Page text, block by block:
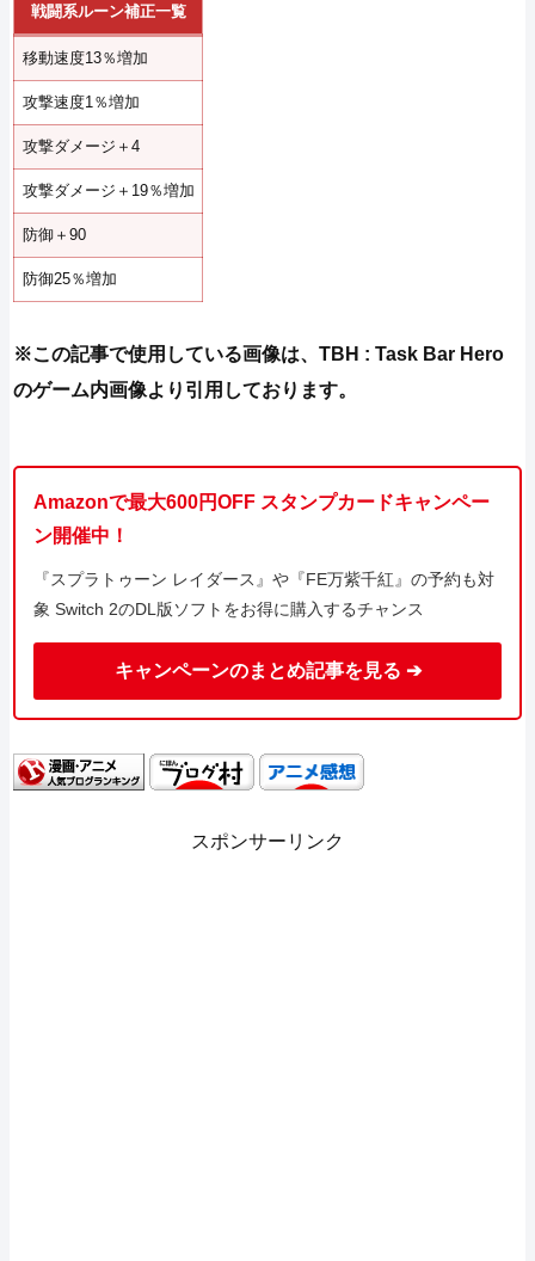
戦闘系ルーン補正一覧
移動速度13％増加
攻撃速度1％増加
攻撃ダメージ＋4
攻撃ダメージ＋19％増加
防御＋90
防御25％増加
※この記事で使用している画像は、TBH : Task Bar Hero
のゲーム内画像より引用しております。
Amazonで最大600円OFF スタンプカードキャンペー
ン開催中！
『スプラトゥーン レイダース』や『FE万紫千紅』の予約も対
象 Switch 2のDL版ソフトをお得に購入するチャンス
キャンペーンのまとめ記事を見る ➔
スポンサーリンク